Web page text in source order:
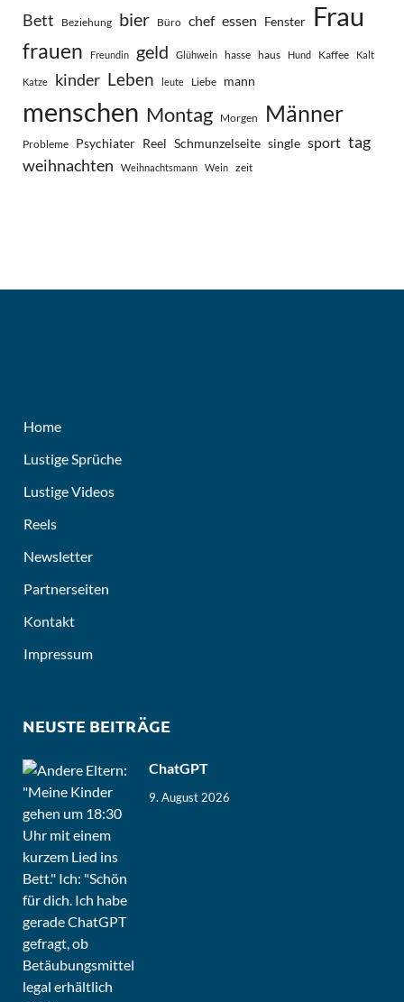
Bett
Beziehung bier Büro chef essen Fenster Frau
frauen Freundin geld Glühwein hasse haus Hund Kaffee Kalt
Katze kinder Leben leute Liebe mann
menschen Montag Morgen Männer
Probleme Psychiater Reel Schmunzelseite single sport tag
weihnachten
Weihnachtsmann Wein zeit
Home
Lustige Sprüche
Lustige Videos
Reels
Newsletter
Partnerseiten
Kontakt
Impressum
NEUSTE BEITRÄGE
ChatGPT
9. August 2026